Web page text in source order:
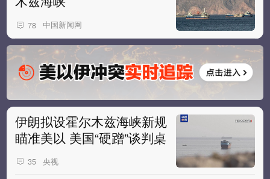
78 中国新闻网
伊朗拟设霍尔木兹海峡新规
瞄准美以 美国“硬蹭”谈判桌
35 央视